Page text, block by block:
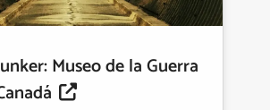
Museo de la Guerra